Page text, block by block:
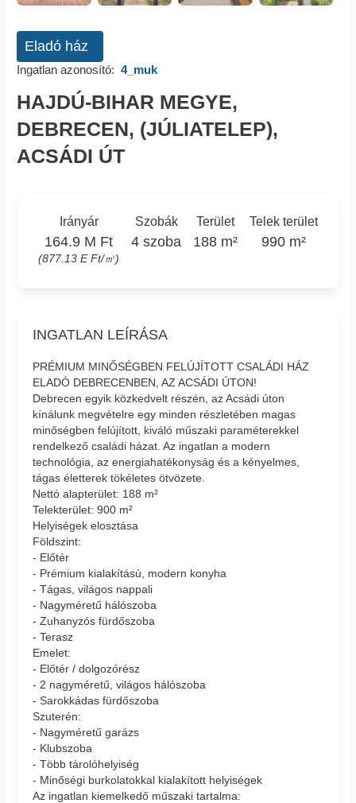
Eladó ház
Ingatlan azonosító: 4_muk
HAJDÚ-BIHAR MEGYE,
DEBRECEN, (JÚLIATELEP),
ACSÁDI ÚT
Irányár
164.9 M Ft
(877.13 E Ft/㎡)
Szobák
4 szoba
Terület
188 m²
Telek terület
990 m²
INGATLAN LEÍRÁSA
PRÉMIUM MINŐSÉGBEN FELÚJÍTOTT CSALÁDI HÁZ
ELADÓ DEBRECENBEN, AZ ACSÁDI ÚTON!
Debrecen egyik közkedvelt részén, az Acsádi úton
kínálunk megvételre egy minden részletében magas
minőségben felújított, kiváló műszaki paraméterekkel
rendelkező családi házat. Az ingatlan a modern
technológia, az energiahatékonyság és a kényelmes,
tágas életterek tökéletes ötvözete.
Nettó alapterület: 188 m²
Telekterület: 900 m²
Helyiségek elosztása
Földszint:
- Előtér
- Prémium kialakítású, modern konyha
- Tágas, világos nappali
- Nagyméretű hálószoba
- Zuhanyzós fürdőszoba
- Terasz
Emelet:
- Előtér / dolgozórész
- 2 nagyméretű, világos hálószoba
- Sarokkádas fürdőszoba
Szuterén:
- Nagyméretű garázs
- Klubszoba
- Több tárolóhelyiség
- Minőségi burkolatokkal kialakított helyiségek
Az ingatlan kiemelkedő műszaki tartalma: